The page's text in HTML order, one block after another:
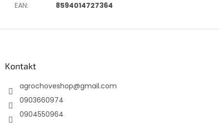
EAN: 8594014727364
Kontakt
agrochoveshop@gmail.com
0903660974
0904550964